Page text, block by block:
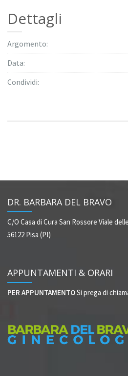
Dettagli
Argomento:
Data:
Condividi:
DR. BARBARA DEL BRAVO
C/O Casa di Cura San Rossore Viale
56122 Pisa (PI)
APPUNTAMENTI & ORARI
PER APPUNTAMENTOSi prega di